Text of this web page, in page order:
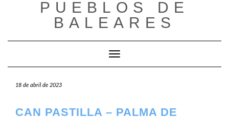
PUEBLOS DE
BALEARES
Cambiar modo de navegación
18 de abril de 2023
CAN PASTILLA – PALMA DE